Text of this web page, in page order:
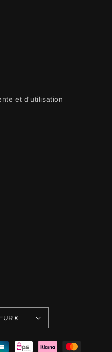
et d'utilisation
France | EUR €